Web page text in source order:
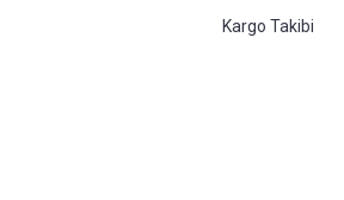
Kargo Takibi